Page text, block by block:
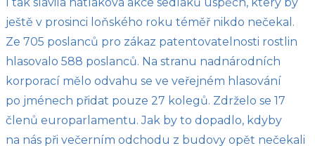
I tak slavila nátlaková akce sedláků úspěch, který by
ještě v prosinci loňského roku téměř nikdo nečekal.
Ze 705 poslanců pro zákaz patentovatelnosti rostlin
hlasovalo 588 poslanců. Na stranu nadnárodních
korporací mělo odvahu se ve veřejném hlasování
po jménech přidat pouze 27 kolegů. Zdrželo se 17
členů europarlamentu. Jak by to dopadlo, kdyby
na nás při večerním odchodu z budovy opět nečekali